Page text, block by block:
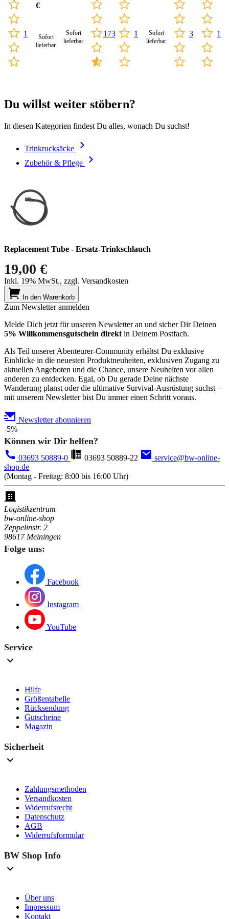
1
€
Sofort
lieferbar
Sofort
lieferbar
173 1
Sofort
lieferbar
3 1
Du willst weiter stöbern?
In diesen Kategorien findest Du alles, wonach Du suchst!
Trinkrucksäcke
Zubehör & Pflege
Replacement Tube - Ersatz-Trinkschlauch
19,00 €
Inkl. 19% MwSt., zzgl. Versandkosten
In den Warenkorb
Zum Newsletter anmelden
Melde Dich jetzt für unseren Newsletter an und sicher Dir Deinen
5% Willkommensgutschein direkt in Deinem Postfach.
Als Teil unserer Abenteurer-Community erhältst Du exklusive
Einblicke in die neuesten Produktneuheiten, exklusiven Zugang zu
aktuellen Angeboten und die Chance, unsere Neuheiten vor allen
anderen zu entdecken. Egal, ob Du gerade Deine nächste
Wanderung planst oder die ultimative Survival-Ausrüstung suchst –
mit unserem Newsletter bist Du immer einen Schritt voraus.
Newsletter abonnieren
-5%
Können wir Dir helfen?
03693 50889-0 03693 50889-22
service@bw-online-
shop.de
(Montag - Freitag: 8:00 bis 16:00 Uhr)
Logistikzentrum
bw-online-shop
Zeppelinstr. 2
98617 Meiningen
Folge uns:
Facebook
Instagram
YouTube
Service
Hilfe
Größentabelle
Rücksendung
Gutscheine
Magazin
Sicherheit
Zahlungsmethoden
Versandkosten
Widerrufsrecht
Datenschutz
AGB
Widerrufsformular
BW Shop Info
Über uns
Impressum
Kontakt